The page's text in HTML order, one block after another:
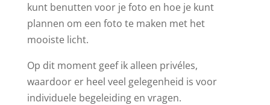
kunt benutten voor je foto en hoe je kunt
plannen om een foto te maken met het
mooiste licht.
Op dit moment geef ik alleen privéles,
waardoor er heel veel gelegenheid is voor
individuele begeleiding en vragen.